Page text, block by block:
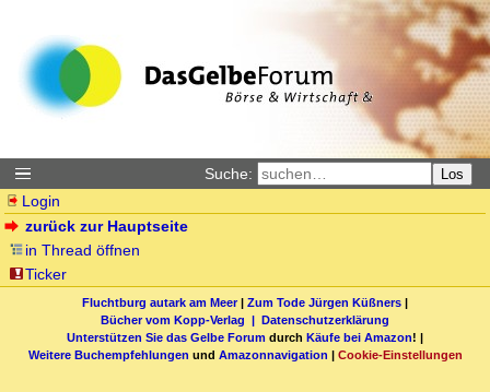
Suche: Los
Login
zurück zur Hauptseite
in Thread öffnen
Ticker
Fluchtburg autark am Meer| Zum Tode Jürgen Küßners |
Bücher vom Kopp-Verlag | Datenschutzerklärung
Unterstützen Sie das Gelbe Forum durch Käufe bei Amazon! |
Weitere Buchempfehlungen und Amazonnavigation | Cookie-Einstellungen